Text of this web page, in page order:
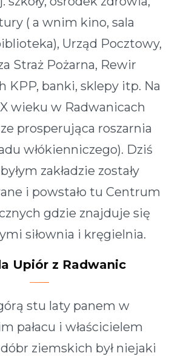
( a wnim kino, sala
Urząd Pocztowy,
Straż Pożarna, Rewir
KPP, banki, sklepy itp. Na
wieku w Radwanicach
prosperująca roszarnia
włókienniczego). Dziś
zakładzie zostały
i powstało tu Centrum
gdzie znajduje się
siłownia i kręgielnia.
Upiór z Radwanic
stu laty panem w
pałacu i właścicielem
ziemskich był niejaki